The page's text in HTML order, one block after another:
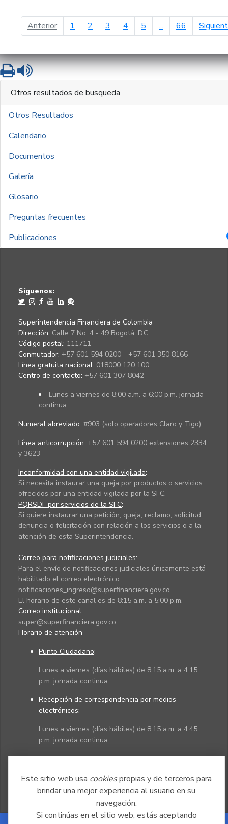
Este sitio web usa cookiespropias y de terceros para
brindar una mejor experiencia al usuario en su
navegación.
Si continúas en el sitio web, estás aceptando
Anteriorpágina anterior
1 2 3 4 5 ... 66
ImprimirLeer contenido
Otros resultados de busqueda
Otros Resultados
Calendario
Documentos
Galería
Glosario
Preguntas frecuentes
Publicaciones
Síguenos:
Superintendencia Financiera de Colombia
Dirección: Calle 7 No. 4 - 49 Bogotá, D.C.
Código postal: 111711
Conmutador: +57 601 594 0200 - +57 601 350 8166
Línea gratuita nacional: 018000 120 100
Centro de contacto: +57 601 307 8042
Lunes a viernes de 8:00 a.m. a 6:00 p.m. jornada
continua.
Numeral abreviado: #903 (solo operadores Claro y Tigo)
Línea anticorrupción: +57 601 594 0200 extensiones 2334
y 3623
Inconformidad con una entidad vigilada:
Si necesita instaurar una queja por productos o servicios
ofrecidos por una entidad vigilada por la SFC.
PQRSDF por servicios de la SFC:
Si quiere instaurar una petición, queja, reclamo, solicitud,
denuncia o felicitación con relación a los servicios o a la
atención de esta Superintendencia.
Correo para notificaciones judiciales:
Para el envío de notificaciones judiciales únicamente está
habilitado el correo electrónico
notificaciones_ingreso@superfinanciera.gov.co
El horario de este canal es de 8:15 a.m. a 5:00 p.m.
Correo institucional:
super@superfinanciera.gov.co
Horario de atención
Punto Ciudadano:
Lunes a viernes (días hábiles) de 8:15 a.m. a 4:15
p.m. jornada continua
Recepción de correspondencia por medios
electrónicos:
Lunes a viernes (días hábiles) de 8:15 a.m. a 4:45
p.m. jornada continua